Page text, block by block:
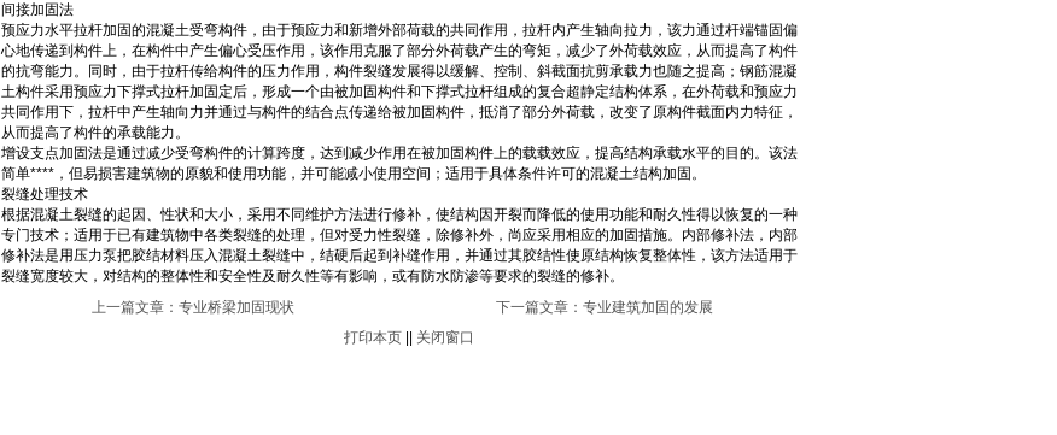
间接加固法
预应力水平拉杆加固的混凝土受弯构件，由于预应力和新增外部荷载的共同作用，拉杆内产生轴向拉力，该力通过杆端锚固偏
心地传递到构件上，在构件中产生偏心受压作用，该作用克服了部分外荷载产生的弯矩，减少了外荷载效应，从而提高了构件
的抗弯能力。同时，由于拉杆传给构件的压力作用，构件裂缝发展得以缓解、控制、斜截面抗剪承载力也随之提高；钢筋混凝
土构件采用预应力下撑式拉杆加固定后，形成一个由被加固构件和下撑式拉杆组成的复合超静定结构体系，在外荷载和预应力
共同作用下，拉杆中产生轴向力并通过与构件的结合点传递给被加固构件，抵消了部分外荷载，改变了原构件截面内力特征，
从而提高了构件的承载能力。
增设支点加固法是通过减少受弯构件的计算跨度，达到减少作用在被加固构件上的载载效应，提高结构承载水平的目的。该法
简单****，但易损害建筑物的原貌和使用功能，并可能减小使用空间；适用于具体条件许可的混凝土结构加固。
裂缝处理技术
根据混凝土裂缝的起因、性状和大小，采用不同维护方法进行修补，使结构因开裂而降低的使用功能和耐久性得以恢复的一种
专门技术；适用于已有建筑物中各类裂缝的处理，但对受力性裂缝，除修补外，尚应采用相应的加固措施。内部修补法，内部
修补法是用压力泵把胶结材料压入混凝土裂缝中，结硬后起到补缝作用，并通过其胶结性使原结构恢复整体性，该方法适用于
裂缝宽度较大，对结构的整体性和安全性及耐久性等有影响，或有防水防渗等要求的裂缝的修补。
上一篇文章： 专业桥梁加固现状 下一篇文章： 专业建筑加固的发展
打印本页|| 关闭窗口